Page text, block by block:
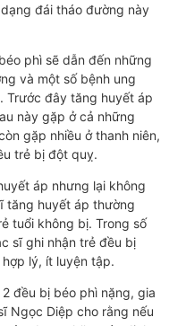
đái tháo đường này
phì sẽ dẫn đến những
và một số bệnh ung
Trước đây tăng huyết áp
này gặp ở cả những
gặp nhiều ở thanh niên,
trẻ bị đột quỵ.
áp nhưng lại không
tăng huyết áp thường
tuổi không bị. Trong số
sĩ ghi nhận trẻ đều bị
lý, ít luyện tập.
đều bị béo phì nặng, gia
Ngọc Diệp cho rằng nếu